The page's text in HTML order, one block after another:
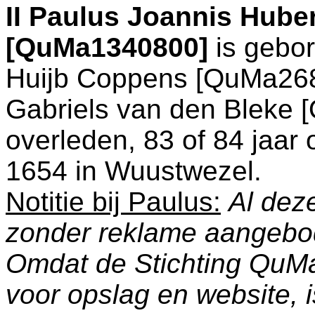
II Paulus Joannis
[QuMa1340800] is
Huijb Coppens
Gabriels van den Bleke
overleden, 83 of 84 jaar
1654 in Wuustwezel.
Notitie bij Paulus: Al
zonder reklame
Omdat de Stichting
voor opslag en website,